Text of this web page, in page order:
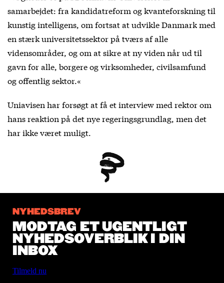
samarbejdet: fra kandidatreform og kvanteforskning til
kunstig intelligens, om fortsat at udvikle Danmark med
en stærk universitetssektor på tværs af alle
vidensområder, og om at sikre at ny viden når ud til
gavn for alle, borgere og virksomheder, civilsamfund
og offentlig sektor.«
Uniavisen har forsøgt at få et interview med rektor om
hans reaktion på det nye regeringsgrundlag, men det
har ikke været muligt.
NYHEDSBREV
MODTAG ET UGENTLIGT
NYHEDSOVERBLIK I DIN
INBOX
Tilmeld nu